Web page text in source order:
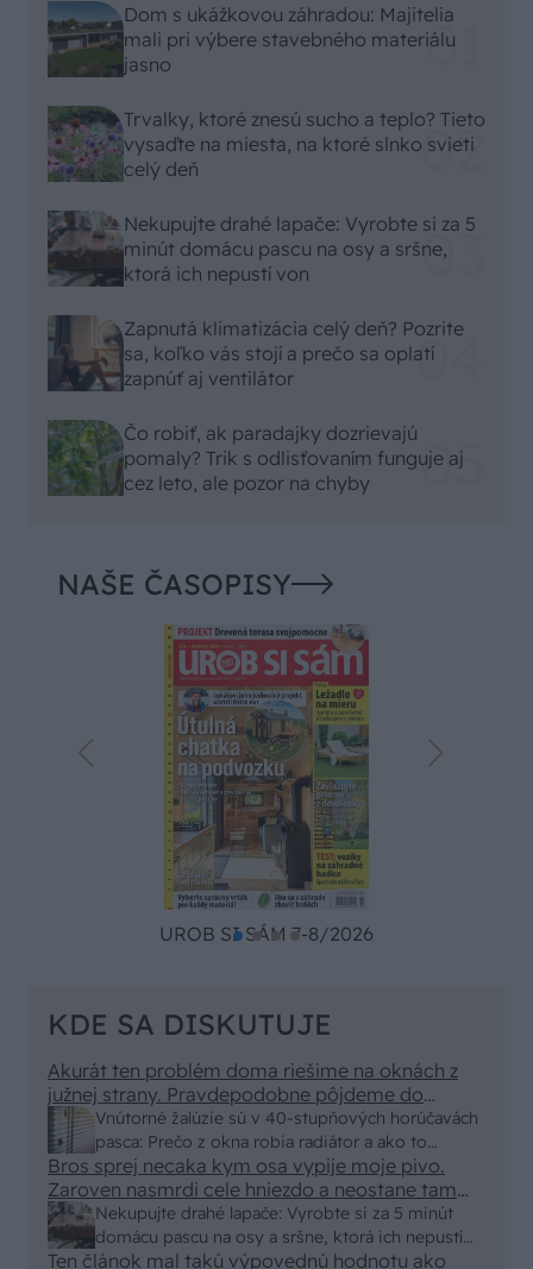
Dom s ukážkovou záhradou: Majitelia
mali pri výbere stavebného materiálu
jasno
Trvalky, ktoré znesú sucho a teplo? Tieto
vysaďte na miesta, na ktoré slnko svieti
celý deň
Nekupujte drahé lapače: Vyrobte si za 5
minút domácu pascu na osy a sršne,
ktorá ich nepustí von
Zapnutá klimatizácia celý deň? Pozrite
sa, koľko vás stojí a prečo sa oplatí
zapnúť aj ventilátor
Čo robiť, ak paradajky dozrievajú
pomaly? Trik s odlisťovaním funguje aj
cez leto, ale pozor na chyby
NAŠE ČASOPISY
UROB SI SÁM 7-8/2026
KDE SA DISKUTUJE
Vnútorné žalúzie sú v 40-stupňových horúčavách
pasca: Prečo z okna robia radiátor a ako to
vyriešiť za pár eur?
Akurát ten problém doma riešime na oknách z
južnej strany. Pravdepodobne pôjdeme do
vonkajšieho tienenia na spôsob markízy
250x150cm. Čínsky predajcovia idú okolo 100
eur kus.
Nekupujte drahé lapače: Vyrobte si za 5 minút
domácu pascu na osy a sršne, ktorá ich nepustí
von
Bros sprej necaka kym osa vypije moje pivo.
Zaroven nasmrdi cele hniezdo a neostane tam
nic zive. Vasa pasca naucinke moc efektivne.
Skor pritiahne slimaky
Ten článok mal takú výpovednú hodnotu ako